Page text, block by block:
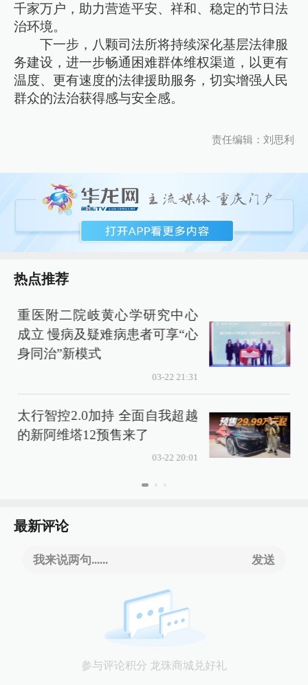
千家万户，助力营造平安、祥和、稳定的节日法
治环境。
下一步，八颗司法所将持续深化基层法律服
务建设，进一步畅通困难群体维权渠道，以更有
温度、更有速度的法律援助服务，切实增强人民
群众的法治获得感与安全感。
责任编辑：刘思利
热点推荐
重医附二院岐黄心学研究中心
成立 慢病及疑难病患者可享“心
身同治”新模式
03-22 21:31
太行智控2.0加持 全面自我超越
的新阿维塔12预售来了
03-22 20:01
最新评论
我来说两句...... 发送
参与评论积分 龙珠商城兑好礼